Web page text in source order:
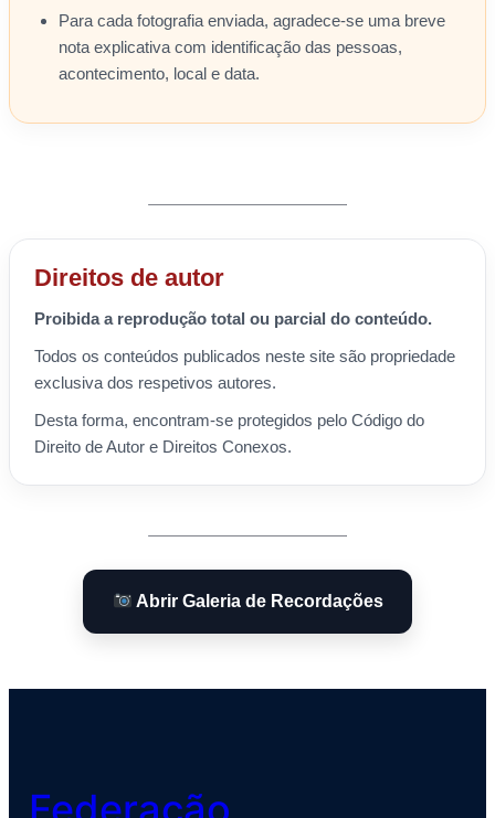
Para cada fotografia enviada, agradece-se uma breve
nota explicativa com identificação das pessoas,
acontecimento, local e data.
Direitos de autor
Proibida a reprodução total ou parcial do conteúdo.
Todos os conteúdos publicados neste site são propriedade
exclusiva dos respetivos autores.
Desta forma, encontram-se protegidos pelo Código do
Direito de Autor e Direitos Conexos.
Abrir Galeria de Recordações